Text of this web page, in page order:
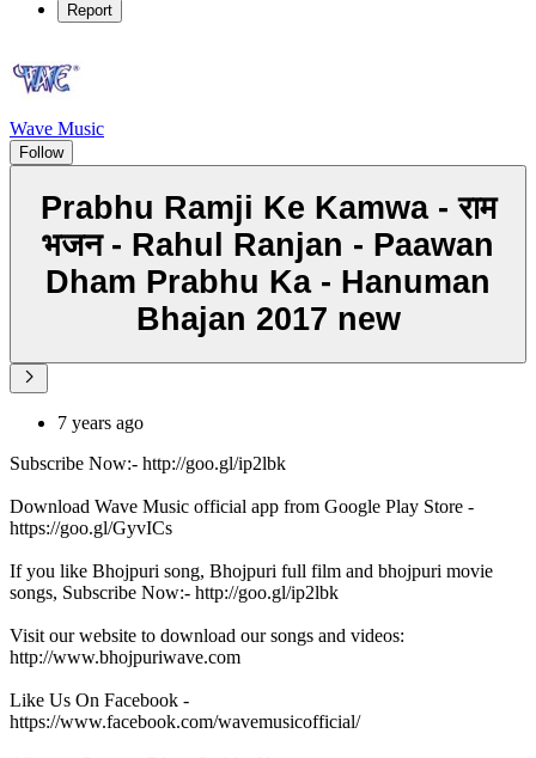
Report
Wave Music
Follow
Prabhu Ramji Ke Kamwa - राम
भजन - Rahul Ranjan - Paawan
Dham Prabhu Ka - Hanuman
Bhajan 2017 new
7 years ago
Subscribe Now:- http://goo.gl/ip2lbk
Download Wave Music official app from Google Play Store -
https://goo.gl/GyvICs
If you like Bhojpuri song, Bhojpuri full film and bhojpuri movie
songs, Subscribe Now:- http://goo.gl/ip2lbk
Visit our website to download our songs and videos:
http://www.bhojpuriwave.com
Like Us On Facebook -
https://www.facebook.com/wavemusicofficial/